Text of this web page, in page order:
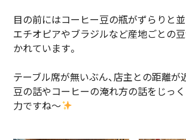
目の前にはコーヒー豆の瓶がずらりと並
エチオピアやブラジルなど産地ごとの
かれています。
テーブル席が無いぶん、店主との距離が
豆の話やコーヒーの淹れ方の話をじっ
力ですね～